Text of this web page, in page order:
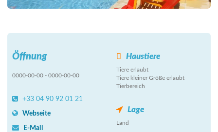
Öffnung
0000-00-00 - 0000-00-00
+33 04 90 92 01 21
Webseite
E-Mail
Haustiere
Tiere erlaubt
Tiere kleiner Größe erlaubt
Tierbereich
Lage
Land